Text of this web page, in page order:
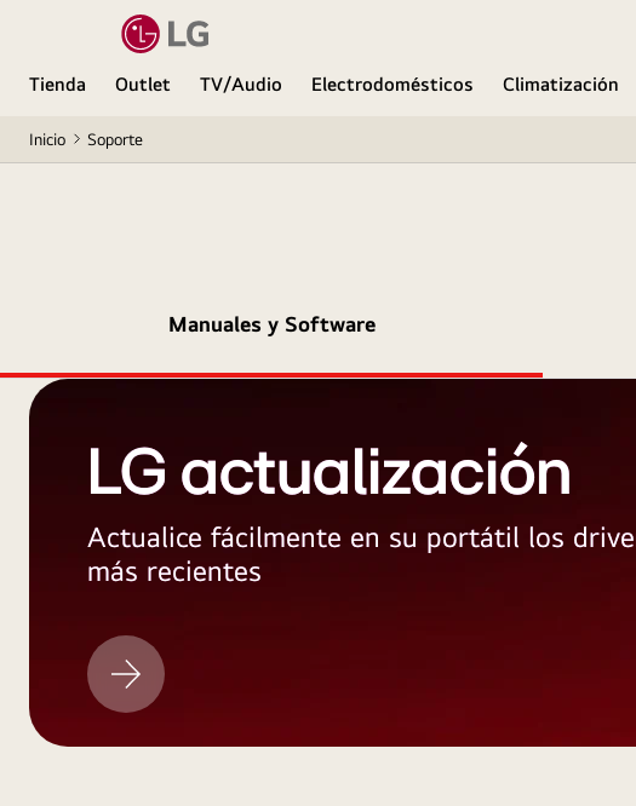
Tienda Outlet TV/Audio Electrodomésticos Climatización
Inicio Soporte
Manuales y Software
LG actualización
Actualice fácilmente en su portátil los
más recientes
LG
actualización